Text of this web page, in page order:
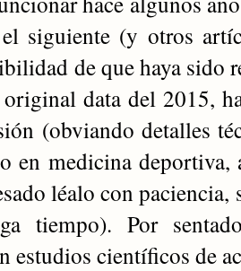
siguiente (y otros
de que haya
data del 2015,
(obviando detalles
en medicina
léalo con paciencia,
tiempo). Por
estudios científicos de